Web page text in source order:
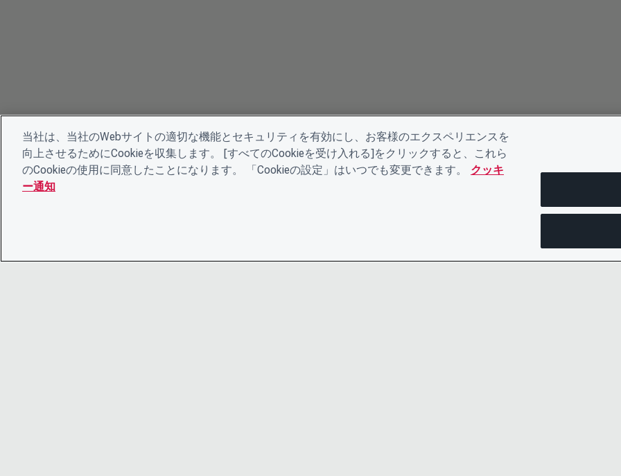
当社は、当社のWebサイトの適切な機能とセキュリティを有効にし、お客様のエクスペリエンスを
向上させるためにCookieを収集します。 [すべてのCookieを受け入れる]をクリックすると、これら
のCookieの使用に同意したことになります。 「Cookieの設定」はいつでも変更できます。
クッキ
ー通知